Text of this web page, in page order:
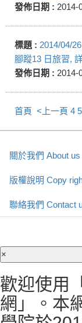
發佈日期 : 2014-
標題 : 2014/04/
腳蹤13 日旅習,
發佈日期 : 2014-
首頁 <上一頁 4 5
關於我們 About us
版權說明 Copy
聯絡我們 Contact
×
歡迎使用
網」。本